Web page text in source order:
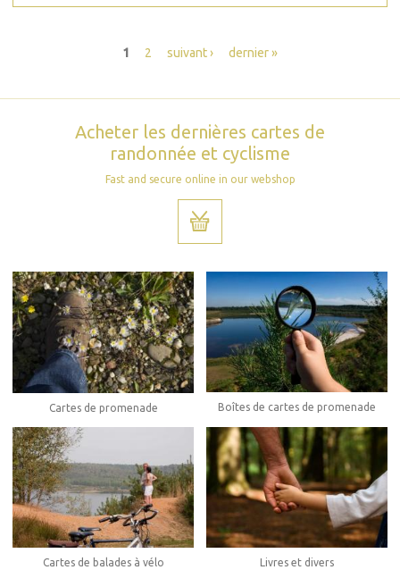
1 2 suivant › dernier »
Acheter les dernières cartes de
randonnée et cyclisme
Fast and secure online in our webshop
Cartes de promenade Boîtes de cartes de promenade
Cartes de balades à vélo Livres et divers